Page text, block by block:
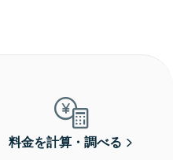
料金を計算・調べる